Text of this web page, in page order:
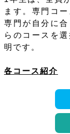
ます。専門コ
専門が自分に
らのコースを
明です。
各コース紹介